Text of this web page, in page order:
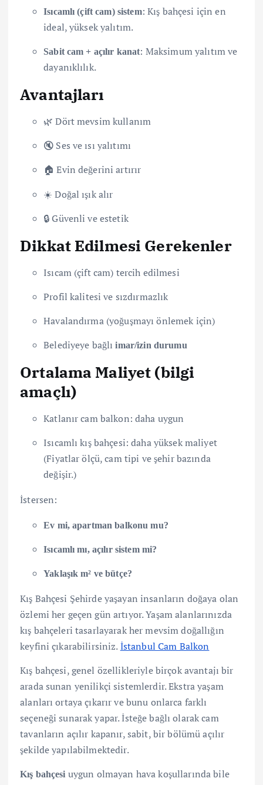
Isıcamlı (çift cam) sistem: Kış bahçesi için en
ideal, yüksek yalıtım.
Sabit cam + açılır kanat: Maksimum yalıtım ve
dayanıklılık.
Avantajları
🌿 Dört mevsim kullanım
🔇 Ses ve ısı yalıtımı
🏠 Evin değerini artırır
☀️ Doğal ışık alır
🔒 Güvenli ve estetik
Dikkat Edilmesi Gerekenler
Isıcam (çift cam) tercih edilmesi
Profil kalitesi ve sızdırmazlık
Havalandırma (yoğuşmayı önlemek için)
Belediyeye bağlıimar/izin durumu
Ortalama Maliyet (bilgi
amaçlı)
Katlanır cam balkon: daha uygun
Isıcamlı kış bahçesi: daha yüksek maliyet
(Fiyatlar ölçü, cam tipi ve şehir bazında
değişir.)
İstersen:
Ev mi, apartman balkonu mu?
Isıcamlı mı, açılır sistem mi?
Yaklaşık m² ve bütçe?
Kış Bahçesi Şehirde yaşayan insanların doğaya olan
özlemi her geçen gün artıyor. Yaşam alanlarınızda
kış bahçeleri tasarlayarak her mevsim doğallığın
keyfini çıkarabilirsiniz.İstanbul Cam Balkon
Kış bahçesi, genel özellikleriyle birçok avantajı bir
arada sunan yenilikçi sistemlerdir. Ekstra yaşam
alanları ortaya çıkarır ve bunu onlarca farklı
seçeneği sunarak yapar. İsteğe bağlı olarak cam
tavanların açılır kapanır, sabit, bir bölümü açılır
şekilde yapılabilmektedir.
Kış bahçesi uygun olmayan hava koşullarında bile